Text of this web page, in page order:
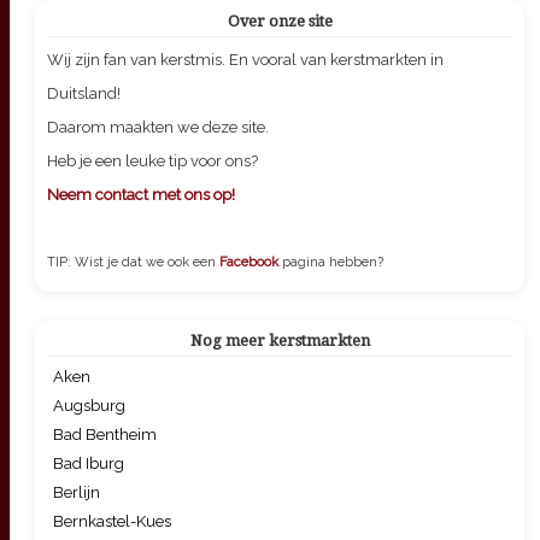
Over onze site
Wij zijn fan van kerstmis. En vooral van kerstmarkten in
Duitsland!
Daarom maakten we deze site.
Heb je een leuke tip voor ons?
Neem contact met ons op!
TIP: Wist je dat we ook een Facebook pagina hebben?
Nog meer kerstmarkten
Aken
Augsburg
Bad Bentheim
Bad Iburg
Berlijn
Bernkastel-Kues